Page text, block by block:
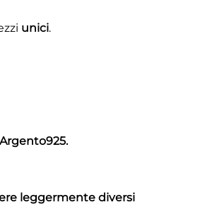
unici.
leggermente diversi